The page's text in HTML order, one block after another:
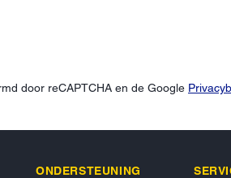
door reCAPTCHA en de Google
ONDERSTEUNING